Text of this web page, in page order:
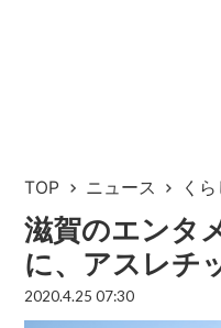
TOP ニュース くら
滋賀のエンタ
に、アスレチ
2020.4.25 07:30